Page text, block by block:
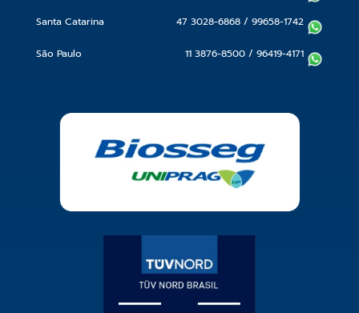
Santa Catarina 47 3028-6868 /99658-1742
São Paulo 11 3876-8500 /96419-4171